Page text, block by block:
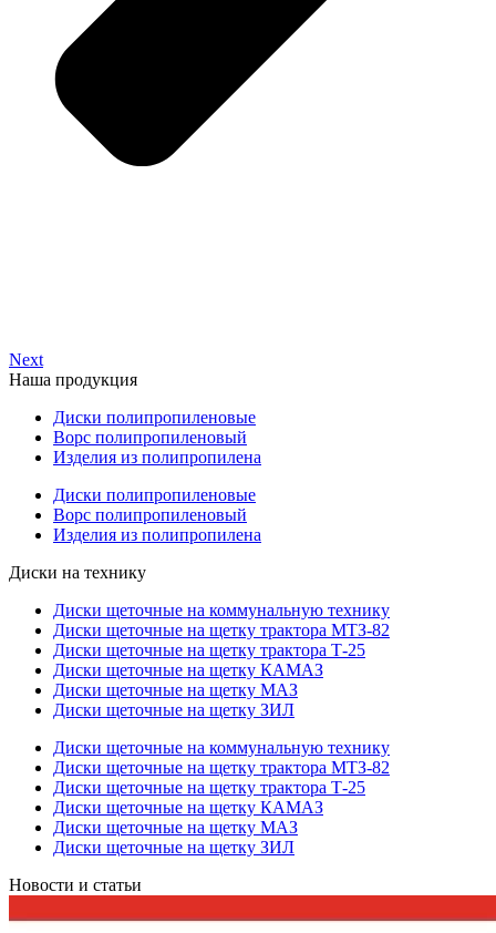
Next
Наша продукция
Диски полипропиленовые
Ворс полипропиленовый
Изделия из полипропилена
Диски полипропиленовые
Ворс полипропиленовый
Изделия из полипропилена
Диски на технику
Диски щеточные на коммунальную технику
Диски щеточные на щетку трактора МТЗ-82
Диски щеточные на щетку трактора Т-25
Диски щеточные на щетку КАМАЗ
Диски щеточные на щетку МАЗ
Диски щеточные на щетку ЗИЛ
Диски щеточные на коммунальную технику
Диски щеточные на щетку трактора МТЗ-82
Диски щеточные на щетку трактора Т-25
Диски щеточные на щетку КАМАЗ
Диски щеточные на щетку МАЗ
Диски щеточные на щетку ЗИЛ
Новости и статьи